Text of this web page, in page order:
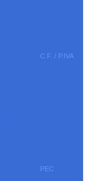
C.F. / P.IVA
PEC